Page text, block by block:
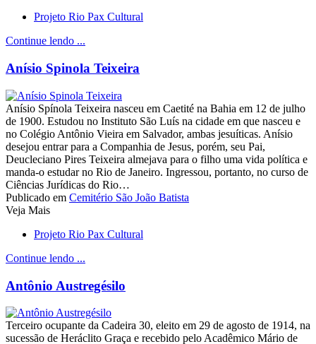
Projeto Rio Pax Cultural
Continue lendo ...
Anísio Spinola Teixeira
Anísio Spínola Teixeira nasceu em Caetité na Bahia em 12 de julho
de 1900. Estudou no Instituto São Luís na cidade em que nasceu e
no Colégio Antônio Vieira em Salvador, ambas jesuíticas. Anísio
desejou entrar para a Companhia de Jesus, porém, seu Pai,
Deucleciano Pires Teixeira almejava para o filho uma vida política e
manda-o estudar no Rio de Janeiro. Ingressou, portanto, no curso de
Ciências Jurídicas do Rio…
Publicado em Cemitério São João Batista
Veja Mais
Projeto Rio Pax Cultural
Continue lendo ...
Antônio Austregésilo
Terceiro ocupante da Cadeira 30, eleito em 29 de agosto de 1914, na
sucessão de Heráclito Graça e recebido pelo Acadêmico Mário de